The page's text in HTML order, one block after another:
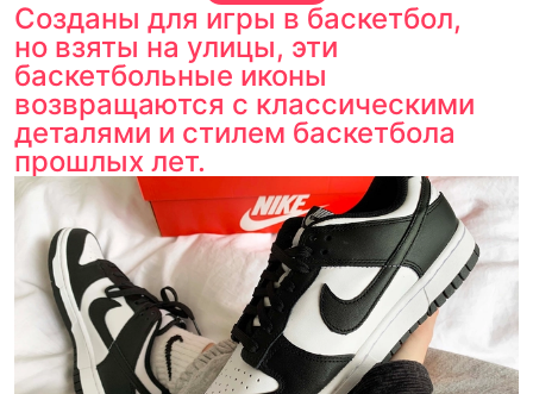
Созданы для игры в баскетбол,
но взяты на улицы, эти
баскетбольные иконы
возвращаются с классическими
деталями и стилем баскетбола
прошлых лет.